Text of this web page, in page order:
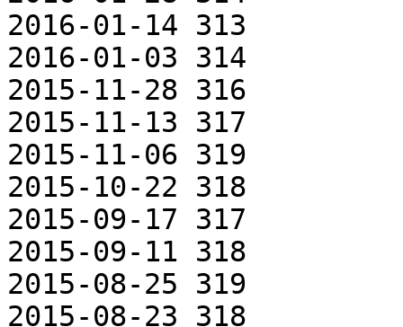
2016-01-14 313
2016-01-03 314
2015-11-28 316
2015-11-13 317
2015-11-06 319
2015-10-22 318
2015-09-17 317
2015-09-11 318
2015-08-25 319
2015-08-23 318